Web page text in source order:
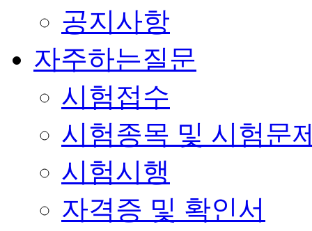
공지사항
자주하는질문
시험접수
시험종목 및 시험문
시험시행
자격증 및 확인서